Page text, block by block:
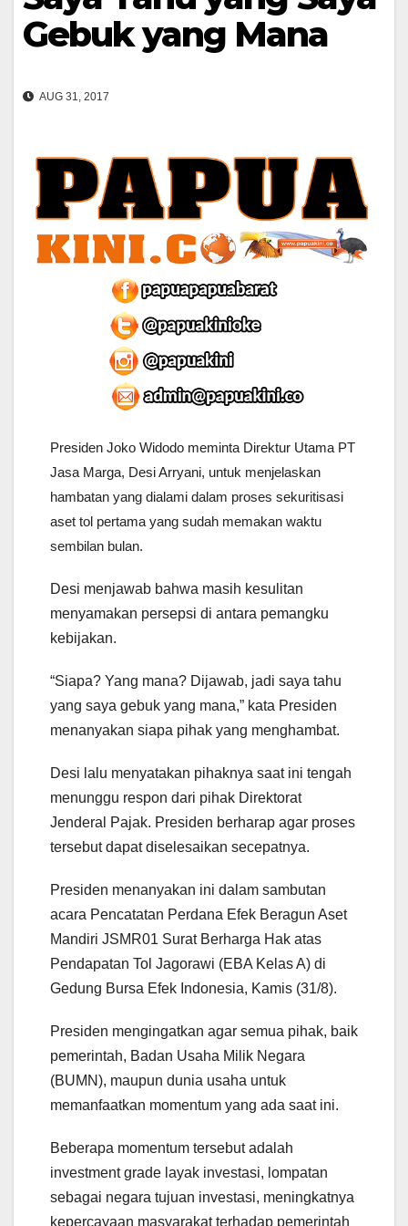
Gebuk yang Mana
AUG 31, 2017
Presiden Joko Widodo meminta Direktur Utama PT
Jasa Marga, Desi Arryani, untuk menjelaskan
hambatan yang dialami dalam proses sekuritisasi
aset tol pertama yang sudah memakan waktu
sembilan bulan.
Desi menjawab bahwa masih kesulitan
menyamakan persepsi di antara pemangku
kebijakan.
“Siapa? Yang mana? Dijawab, jadi saya tahu
yang saya gebuk yang mana,” kata Presiden
menanyakan siapa pihak yang menghambat.
Desi lalu menyatakan pihaknya saat ini tengah
menunggu respon dari pihak Direktorat
Jenderal Pajak. Presiden berharap agar proses
tersebut dapat diselesaikan secepatnya.
Presiden menanyakan ini dalam sambutan
acara Pencatatan Perdana Efek Beragun Aset
Mandiri JSMR01 Surat Berharga Hak atas
Pendapatan Tol Jagorawi (EBA Kelas A) di
Gedung Bursa Efek Indonesia, Kamis (31/8).
Presiden mengingatkan agar semua pihak, baik
pemerintah, Badan Usaha Milik Negara
(BUMN), maupun dunia usaha untuk
memanfaatkan momentum yang ada saat ini.
Beberapa momentum tersebut adalah
investment grade layak investasi, lompatan
sebagai negara tujuan investasi, meningkatnya
kepercayaan masyarakat terhadap pemerintah